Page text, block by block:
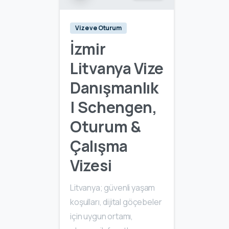
Vize ve Oturum
İzmir
Litvanya Vize
Danışmanlık
| Schengen,
Oturum &
Çalışma
Vizesi
Litvanya; güvenli yaşam
koşulları, dijital göçebeler
için uygun ortamı,